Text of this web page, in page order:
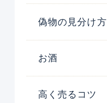
偽物の見分け方
お酒
高く売るコツ